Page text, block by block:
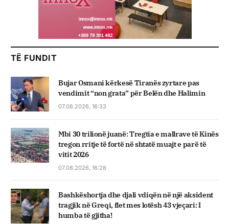
TË FUNDIT
Bujar Osmani kërkesë Tiranës zyrtare pas
vendimit “non grata” për Belën dhe Halimin
07.08.2026, 16:33
Mbi 30 trilionë juanë: Tregtia e mallrave të Kinës
tregon rritje të fortë në shtatë muajt e parë të
vitit 2026
07.08.2026, 16:28
Bashkëshortja dhe djali vdiqën në një aksident
tragjik në Greqi, flet mes lotësh 43 vjeçari: I
humba të gjitha!